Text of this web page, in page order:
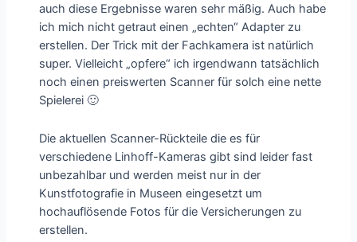
auch diese Ergebnisse waren sehr mäßig. Auch habe
ich mich nicht getraut einen „echten“ Adapter zu
erstellen. Der Trick mit der Fachkamera ist natürlich
super. Vielleicht „opfere“ ich irgendwann tatsächlich
noch einen preiswerten Scanner für solch eine nette
Spielerei 🙂
Die aktuellen Scanner-Rückteile die es für
verschiedene Linhoff-Kameras gibt sind leider fast
unbezahlbar und werden meist nur in der
Kunstfotografie in Museen eingesetzt um
hochauflösende Fotos für die Versicherungen zu
erstellen.